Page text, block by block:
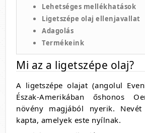
Lehetséges mellékhatások
Ligetszépe olaj ellenjavallat
Adagolás
Termékeink
Mi az a ligetszépe olaj?
A ligetszépe olajat (angolul
Észak-Amerikában őshonos
növény magjából nyerik.
kapta, amelyek este nyílnak.